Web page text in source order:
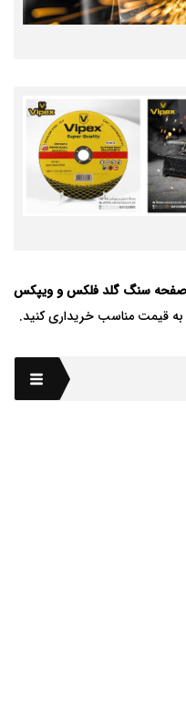
صفحه سنگ گلد فلکس و ویپکس
قیمت مناسب خریداری کنید.